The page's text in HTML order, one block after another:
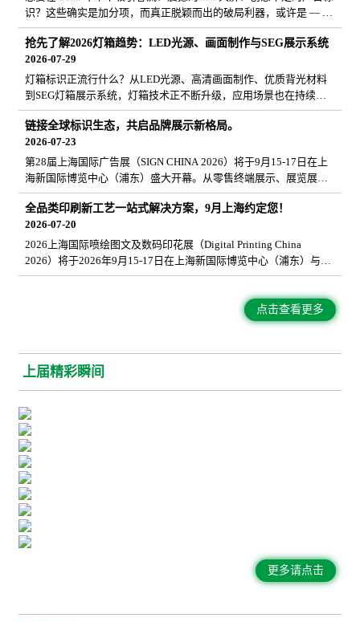
识？这些确实是加分项，而真正脱颖而出的破局利器，或许是 — AI
机器人！2026年9月15–17日，闻信第28届广告新科技上海秋交会，
于上海汇聚视觉传播领域的前沿创新成果，一站式呈现行业最新趋
势与技术。当然精彩不止于展会现场！您不妨探索中国当下最热门
的科技趋势之一 — AI机器人。它们或将成为零售门店、品牌展厅及
商业空间吸引客流的下一大亮点！>立即注册领取门票
抢先了解2026灯箱趋势：LED光源、画面制作与SEG展示系统
2026-07-29
灯箱标识正流行什么？从LED光源、高清画面制作、优质背光材料
到SEG灯箱展示系统，灯箱技术正不断升级，应用场景也在持续拓
展。9月15-17日，闻信第28届广告新科技上海秋交会将在上海新国
际博览中心（浦东）开展，第28届上海国际广告展、上海国际喷绘
图文及数码印花展、第26届上海国际LED展、上海国际智慧显示及
数字标牌展、2026上海国际专业灯光音响展，五展同期举办，向全
球展示最新广告、图文、展览、标识、商文体旅声光视行业一站式
整体解决方案新科技！
链接全球标识生态，共启品牌展示新格局。
2026-07-23
第28届上海国际广告展（SIGN CHINA 2026）将于9月15-17日在上
海新国际博览中心（浦东）盛大开幕。从零售终端展示、展览展台
搭建，到户外活动及品牌推广应用，带您探索最前沿展示解决方
案。本届展会预计汇聚1,000+优质展商、3,000+中高端品牌、
160+国家买家，展品包括展示器材、广告制作设备、纺织面料、数
码印花及墨水耗材等全产业链产品，助您一站式高效采购，把握行
业新商机。>立即注册成为VIP观众
全品类印刷新工艺一站式解决方案，9月上海约定您！
2026-07-20
2026上海国际喷绘图文及数码印花展（Digital Printing China
2026）将于2026年9月15-17日在上海新国际博览中心（浦东）与第
28届上海国际广告展（SIGN CHINA 2026）同期举办，展会汇聚广
告标识、数码印花、喷绘图文及视觉传播产业链资源，打造一站式
采购与交流平台。展会现场将集中展示 DTF、UV DTF、热升华等前
沿数字印刷技术，以及设备、耗材和创新应用解决方案，为全球买
VIP观众
点击查看更多
上届精彩瞬间
更多请点击